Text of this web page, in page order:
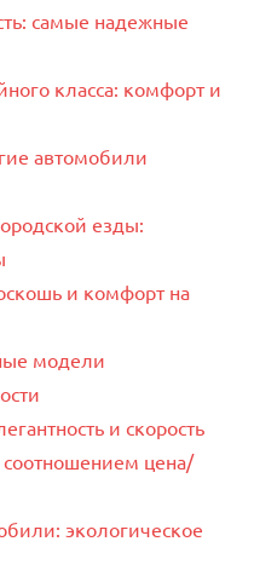
самые надежные
класса: комфорт и
автомобили
езды:
и комфорт на
модели
и скорость
цена/
экологическое